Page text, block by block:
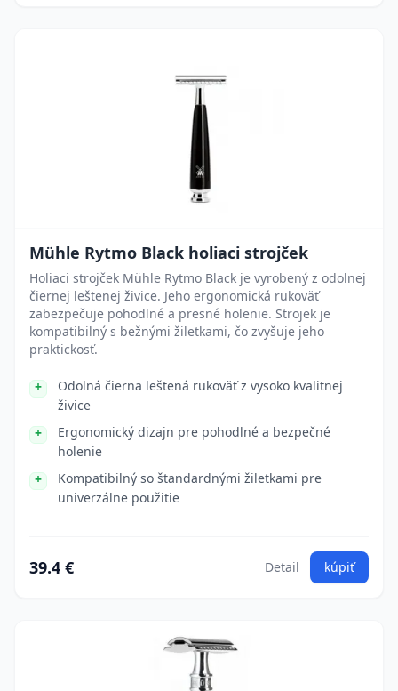
Mühle Rytmo Black holiaci strojček
Holiaci strojček Mühle Rytmo Black je vyrobený z odolnej
čiernej leštenej živice. Jeho ergonomická rukoväť
zabezpečuje pohodlné a presné holenie. Strojek je
kompatibilný s bežnými žiletkami, čo zvyšuje jeho
praktickosť.
Odolná čierna leštená rukoväť z vysoko kvalitnej
živice
Ergonomický dizajn pre pohodlné a bezpečné
holenie
Kompatibilný so štandardnými žiletkami pre
univerzálne použitie
39.4 € Detail kúpiť